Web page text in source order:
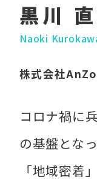
黒川
Naoki
株式会社
コロナ禍に
の基盤とな
「地域密着